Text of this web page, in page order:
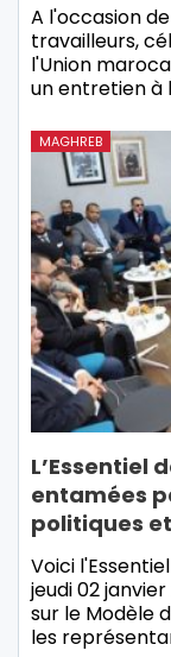
A l'occasion
travailleurs,
l'Union
un entretien à
MAGHREB
L’Essentiel
entamées
politiques
Voici
jeudi 02
sur le Modèle
les